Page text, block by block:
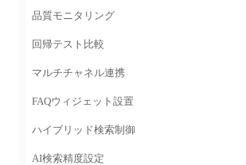
品質モニタリング
回帰テスト比較
マルチチャネル連携
FAQウィジェット設置
ハイブリッド検索制御
AI検索精度設定